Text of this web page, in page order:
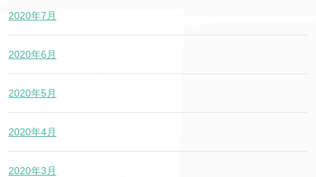
2020年7月
2020年6月
2020年5月
2020年4月
2020年3月